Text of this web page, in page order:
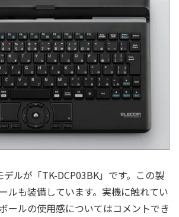
ルが「TK-DCP03BK」です。この製
ルも装備しています。実機に触れてい
ールの使用感についてはコメントでき